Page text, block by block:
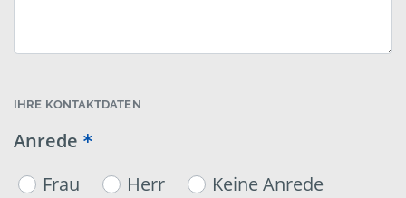
IHRE KONTAKTDATEN
Anrede
Frau
Herr Keine Anrede